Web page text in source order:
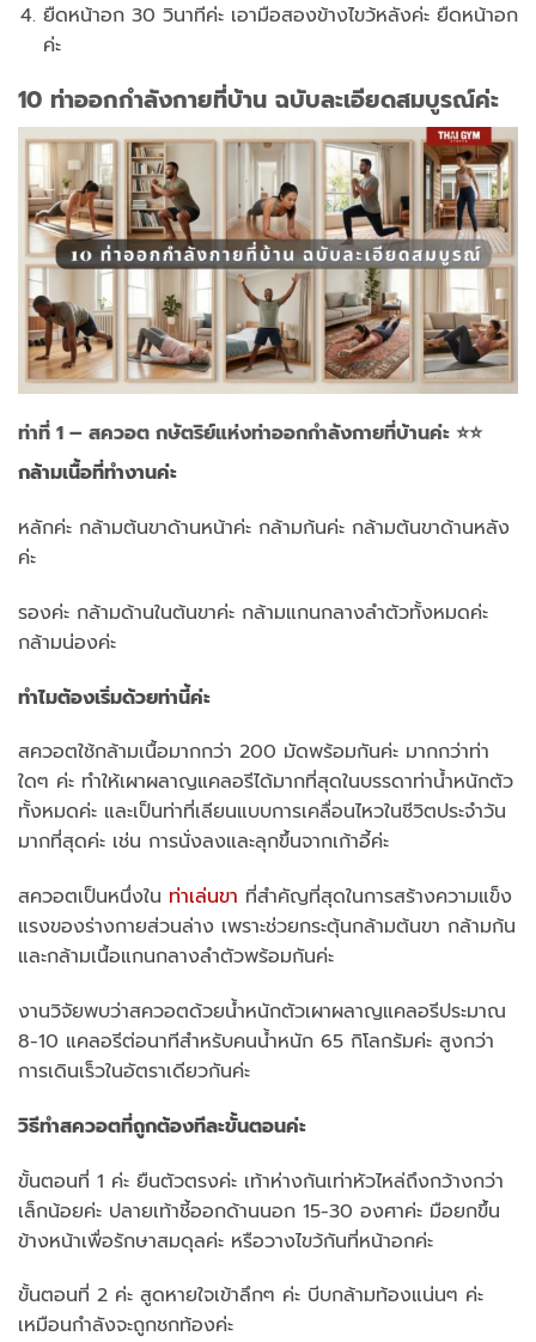
ยืดหน้าอก 30 วินาทีค่ะ เอามือสองข้างไขว้หลังค่ะ ยืดหน้าอก
ค่ะ
10 ท่าออกกำลังกายที่บ้าน ฉบับละเอียดสมบูรณ์ค่ะ
ท่าที่ 1 – สควอต กษัตริย์แห่งท่าออกกำลังกายที่บ้านค่ะ ⭐⭐
กล้ามเนื้อที่ทำงานค่ะ
หลักค่ะ กล้ามต้นขาด้านหน้าค่ะ กล้ามก้นค่ะ กล้ามต้นขาด้านหลัง
ค่ะ
รองค่ะ กล้ามด้านในต้นขาค่ะ กล้ามแกนกลางลำตัวทั้งหมดค่ะ
กล้ามน่องค่ะ
ทำไมต้องเริ่มด้วยท่านี้ค่ะ
สควอตใช้กล้ามเนื้อมากกว่า 200 มัดพร้อมกันค่ะ มากกว่าท่า
ใดๆ ค่ะ ทำให้เผาผลาญแคลอรีได้มากที่สุดในบรรดาท่าน้ำหนักตัว
ทั้งหมดค่ะ และเป็นท่าที่เลียนแบบการเคลื่อนไหวในชีวิตประจำวัน
มากที่สุดค่ะ เช่น การนั่งลงและลุกขึ้นจากเก้าอี้ค่ะ
สควอตเป็นหนึ่งใน ท่าเล่นขา ที่สำคัญที่สุดในการสร้างความแข็ง
แรงของร่างกายส่วนล่าง เพราะช่วยกระตุ้นกล้ามต้นขา กล้ามก้น
และกล้ามเนื้อแกนกลางลำตัวพร้อมกันค่ะ
งานวิจัยพบว่าสควอตด้วยน้ำหนักตัวเผาผลาญแคลอรีประมาณ
8-10 แคลอรีต่อนาทีสำหรับคนน้ำหนัก 65 กิโลกรัมค่ะ สูงกว่า
การเดินเร็วในอัตราเดียวกันค่ะ
วิธีทำสควอตที่ถูกต้องทีละขั้นตอนค่ะ
ขั้นตอนที่ 1 ค่ะ ยืนตัวตรงค่ะ เท้าห่างกันเท่าหัวไหล่ถึงกว้างกว่า
เล็กน้อยค่ะ ปลายเท้าชี้ออกด้านนอก 15-30 องศาค่ะ มือยกขึ้น
ข้างหน้าเพื่อรักษาสมดุลค่ะ หรือวางไขว้กันที่หน้าอกค่ะ
ขั้นตอนที่ 2 ค่ะ สูดหายใจเข้าลึกๆ ค่ะ บีบกล้ามท้องแน่นๆ ค่ะ
เหมือนกำลังจะถูกชกท้องค่ะ